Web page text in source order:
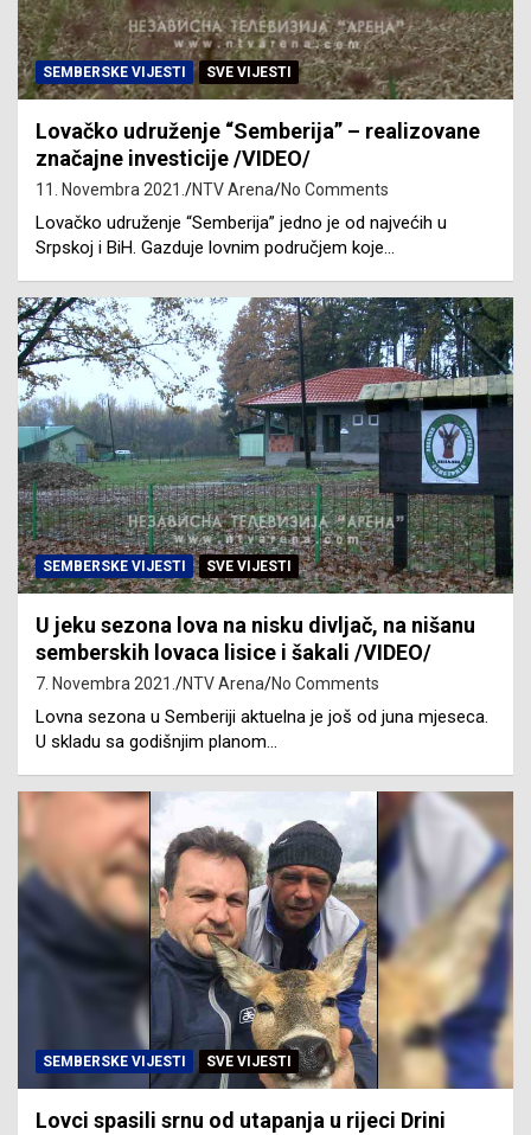
SEMBERSKE VIJESTI SVE VIJESTI
Lovačko udruženje “Semberija” – realizovane
značajne investicije /VIDEO/
11. Novembra 2021. NTV Arena No Comments
Lovačko udruženje “Semberija” jedno je od najvećih u
Srpskoj i BiH. Gazduje lovnim područjem koje…
SEMBERSKE VIJESTI SVE VIJESTI
U jeku sezona lova na nisku divljač, na nišanu
semberskih lovaca lisice i šakali /VIDEO/
7. Novembra 2021. NTV Arena No Comments
Lovna sezona u Semberiji aktuelna je još od juna mjeseca.
U skladu sa godišnjim planom…
SEMBERSKE VIJESTI SVE VIJESTI
Lovci spasili srnu od utapanja u rijeci Drini